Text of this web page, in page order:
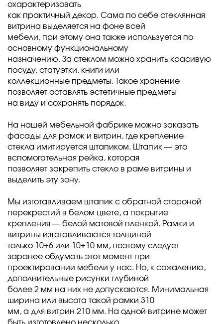
охарактеризовать
как практичный декор. Сама по себе стеклянная
витрина выделяется на фоне всей
мебели, при этому она также используется по
основному функциональному
назначению. За стеклом можно хранить красивую
посуду, статуэтки, книги или
коллекционные предметы. Такое хранение
позволяет оставлять эстетичные предметы
на виду и сохранять порядок.
На нашей мебельной фабрике можно заказать
фасады для рамок и витрин, где крепление
стекла имитируется штапиком. Штапик — это
вспомогательная рейка, которая
позволяет закрепить стекло в раме витрины и
выделить эту зону.
Мы изготавливаем штапик с обратной стороной
перекрестий в белом цвете, а покрытие
крепления — белой матовой пленкой. Рамки и
витрины изготавливаются толщиной
только 10+6 или 10+10 мм, поэтому следует
заранее обдумать этот момент при
проектировании мебели у нас. Но, к сожалению,
дополнительные рисунки глубиной
более 2 мм на них не допускаются. Минимальная
ширина или высота такой рамки 310
мм, а для витрин 210 мм. На одной витрине может